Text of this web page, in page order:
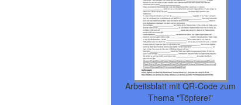
Arbeitsblatt mit QR-Code zum
Thema "Töpferei"